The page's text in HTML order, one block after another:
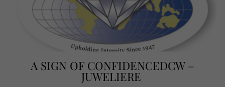
A SIGN OF CONFIDENCEDCW –
JUWELIERE